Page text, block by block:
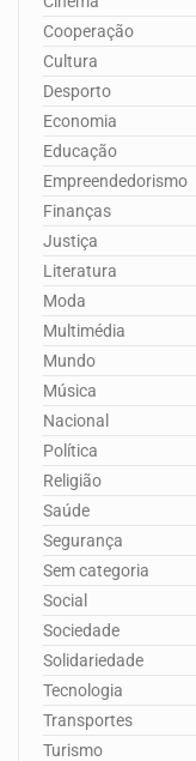
Cooperação
Cultura
Desporto
Economia
Educação
Empreendedorismo
Finanças
Justiça
Literatura
Moda
Multimédia
Mundo
Música
Nacional
Política
Religião
Saúde
Segurança
Sem categoria
Social
Sociedade
Solidariedade
Tecnologia
Transportes
Turismo